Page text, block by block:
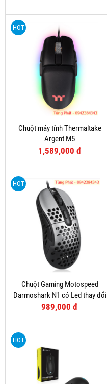
HOT
Chuột máy tính Thermaltake
Argent M5
1,589,000 đ
HOT
Chuột Gaming Motospeed
Darmoshark N1 có Led thay đổi
theo DPI
989,000 đ
HOT